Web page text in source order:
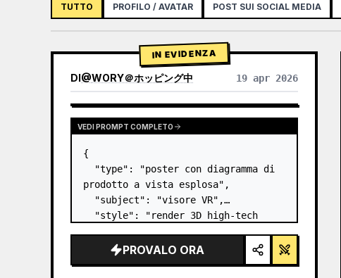
TUTTO PROFILO / AVATAR POST SUI SOCIAL MEDIA
IN EVIDENZA
DI@WORY＠ホッピング中 19 apr 2026
VEDI PROMPT COMPLETO
{
  "type": "poster con diagramma di
prodotto a vista esplosa",
  "subject": "visore VR",
  "style": "render 3D high-tech
accenti luminosi",
  "background": "{argument
PROVALO ORA